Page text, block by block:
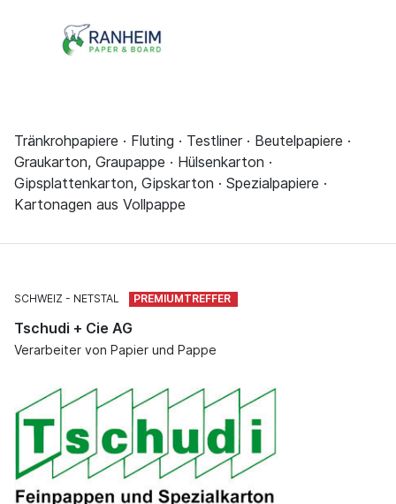
Tränkrohpapiere · Fluting · Testliner · Beutelpapiere ·
Graukarton, Graupappe · Hülsenkarton ·
Gipsplattenkarton, Gipskarton · Spezialpapiere ·
Kartonagen aus Vollpappe
SCHWEIZ NETSTAL
Tschudi + Cie AG
Verarbeiter von Papier und Pappe